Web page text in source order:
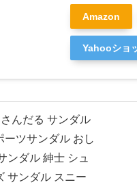
Amazon
Yahooショ
んだる サンダル
ーツサンダル おし
ンダル 紳士 シュ
サンダル スニー